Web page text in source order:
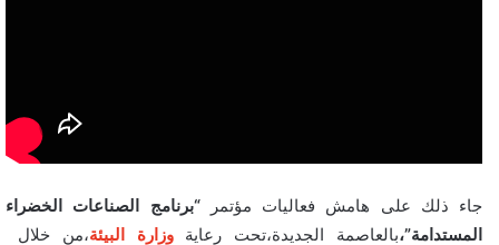
جاء ذلك على هامش فعاليات مؤتمر“برنامج الصناعات الخضراء
المستدامة”،بالعاصمة الجديدة،تحت رعايةوزارة البيئة،من خلال